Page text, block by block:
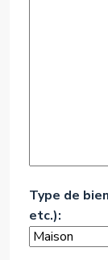
Type de
etc.):